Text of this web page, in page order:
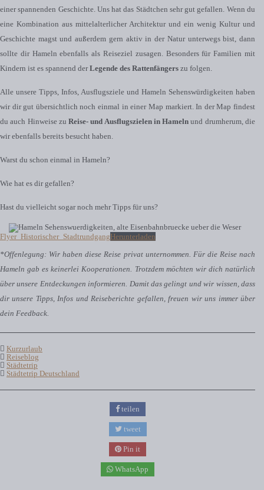
einer spannenden Geschichte. Uns hat das Städtchen sehr gut gefallen. Wenn du
eine Kombination aus mittelalterlicher Architektur und ein wenig Kultur und
Geschichte magst und außerdem gern aktiv in der Natur unterwegs bist, dann
sollte dir Hameln ebenfalls als Reiseziel zusagen. Besonders für Familien mit
Kindern ist es spannend derLegende des Rattenfängers zu folgen.
Alle unsere Tipps, Infos, Ausflugsziele und Hameln Sehenswürdigkeiten haben
wir dir gut übersichtlich noch einmal in einer Map markiert. In der Map findest
du auch Hinweise zuReise- und Ausflugszielen in Hameln und drumherum, die
wir ebenfalls bereits besucht haben.
Warst du schon einmal in Hameln?
Wie hat es dir gefallen?
Hast du vielleicht sogar noch mehr Tipps für uns?
Flyer_Historischer_StadtrundgangHerunterladen
*Offenlegung: Wir haben diese Reise privat unternommen. Für die Reise nach
Hameln gab es keinerlei Kooperationen. Trotzdem möchten wir dich natürlich
über unsere Entdeckungen informieren. Damit das gelingt und wir wissen, dass
dir unsere Tipps, Infos und Reiseberichte gefallen, freuen wir uns immer über
dein Feedback.
Kurzurlaub
Reiseblog
Städtetrip
Städtetrip Deutschland
teilen
tweet
Pin it
WhatsApp